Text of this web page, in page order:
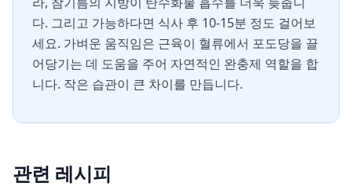
다. 그리고 가능하다면 식사 후 10-15분 정도 걸어보
세요. 가벼운 움직임은 근육이 혈류에서 포도당을 끌
어당기는 데 도움을 주어 자연적인 완충제 역할을 합
니다. 작은 습관이 큰 차이를 만듭니다.
관련 레시피